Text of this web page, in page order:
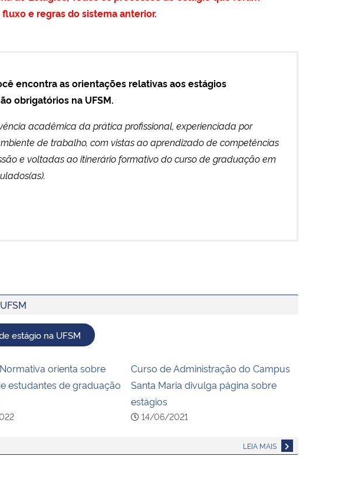
e regras do sistema anterior.
encontra as orientações relativas aos estágios
obrigatórios na UFSM.
acadêmica da prática profissional, experienciada por
de trabalho, com vistas ao aprendizado de competências
e voltadas ao itinerário formativo do curso de graduação em
estágio na UFSM
orienta sobre
estudantes de graduação
Curso de Administração do Campus
Santa Maria divulga página sobre
estágios
14/06/2021
LEIA MAIS